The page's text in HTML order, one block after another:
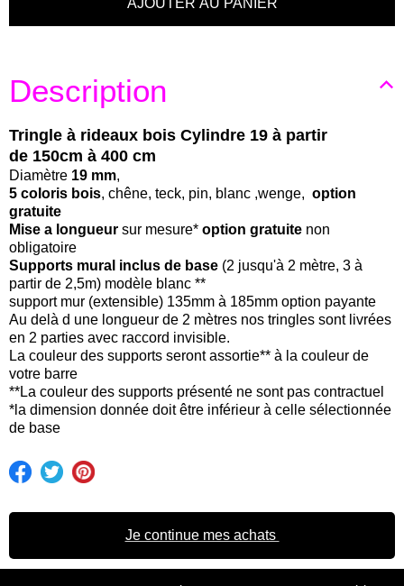
Description
Tringle à rideaux bois Cylindre 19 à partir
de 150cm à 400 cm
Diamètre 19 mm,
5 coloris bois, chêne, teck, pin, blanc ,wenge, option
gratuite
Mise a longueur sur mesure* option gratuite non
obligatoire
Supports mural inclus de base (2 jusqu'à 2 mètre, 3 à
partir de 2,5m) modèle blanc **
support mur (extensible) 135mm à 185mm option payante
Au delà d une longueur de 2 mètres nos tringles sont livrées
en 2 parties avec raccord invisible.
La couleur des supports seront assortie** à la couleur de
votre barre
**La couleur des supports présenté ne sont pas contractuel
*la dimension donnée doit être inférieur à celle sélectionnée
de base
Je continue mes achats